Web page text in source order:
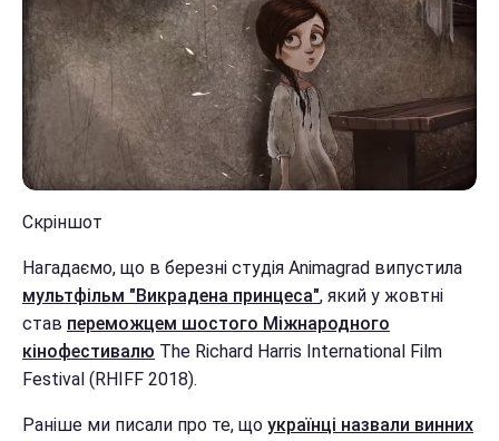
Скріншот
Нагадаємо, що в березні студія Animagrad випустила
мультфільм "Викрадена принцеса", який у жовтні
став переможцем шостого Міжнародного
кінофестивалю The Richard Harris International Film
Festival (RHIFF 2018).
Раніше ми писали про те, що українці назвали винних